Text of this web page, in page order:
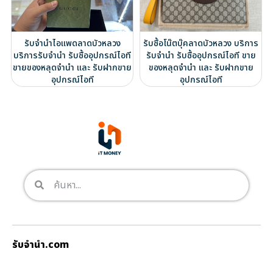
รับจำนำไอแพดลาดบัวหลวง
บริการรับจำนำ รับซื้ออุปกรณ์ไอที
ขายของหลุดจำนำ และ รับฝากขาย
อุปกรณ์ไอที
รับซื้อโน๊ตบุ๊คลาดบัวหลวง บริการ
รับจำนำ รับซื้ออุปกรณ์ไอที ขาย
ของหลุดจำนำ และ รับฝากขาย
อุปกรณ์ไอที
รับจํานํา.com